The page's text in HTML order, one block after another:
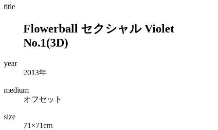
title
Flowerball セクシャル Violet
No.1(3D)
year
2013年
medium
オフセット
size
71×71cm